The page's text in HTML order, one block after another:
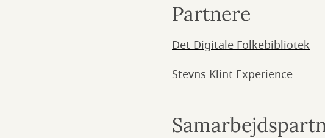
Partnere
Det Digitale Folkebibliotek
Stevns Klint Experience